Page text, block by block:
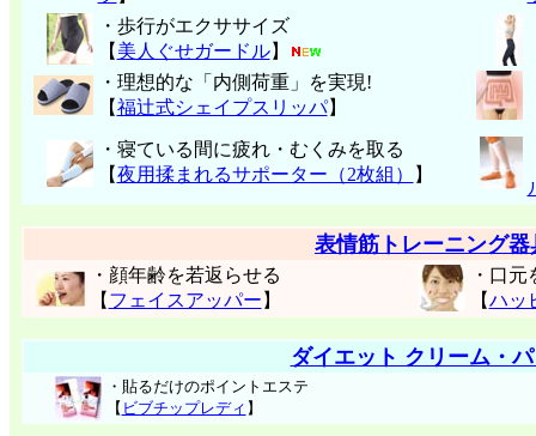
・歩行がエクササイズ
【 美人ぐせガードル】
・理想的な「内側荷重」を実現!
【福辻式シェイプスリッパ】
・寝ている間に疲れ・むくみを取る
【夜用揉まれるサポーター（2枚組） 】
表情筋トレーニング器
・顔年齢を若返らせる
【 フェイスアッパー 】
・口
【ハッ
ダイエット クリーム・
・貼るだけのポイントエステ
【 ビブチップレディ 】